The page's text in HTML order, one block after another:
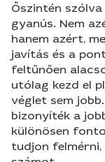
Őszintén
gyanús. Nem
hanem azért,
javítás és a
feltűnően
utólag kezd el
véglet sem
bizonyíték a
különösen
tudjon